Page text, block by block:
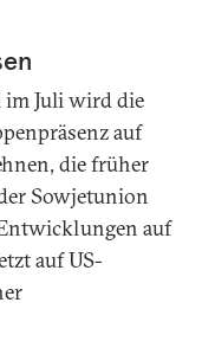
im Juli wird die
auf
die früher
Sowjetunion
auf
auf US-